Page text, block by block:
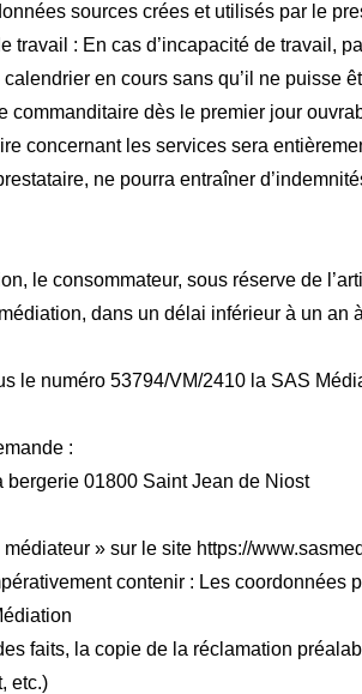
sources crées et utilisés par le
: En cas d’incapacité de travail,
en cours sans qu’il ne puisse
commanditaire dès le premier jour
concernant les services sera
ne pourra entraîner
le consommateur, sous réserve de
dans un délai inférieur à un an
le numéro 53794/VM/2410 la SAS
:
01800 Saint Jean de Niost
» sur le site https://
contenir : Les coordonnées
faits, la copie de la réclamation
etc.)